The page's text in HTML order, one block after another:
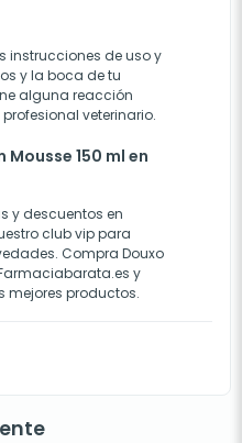
instrucciones de uso y
y la boca de tu
alguna reacción
veterinario.
150 ml en
y descuentos en
club vip para
Compra Douxo
y
productos.